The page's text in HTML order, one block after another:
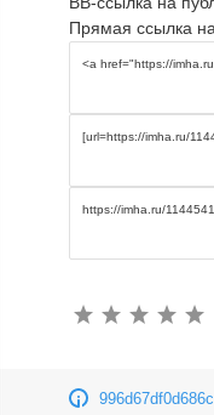
Прямая ссылка